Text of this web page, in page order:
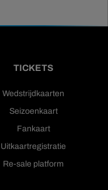
TICKETS
Wedstrijdkaarten
Seizoenkaart
Fankaart
Uitkaartregistratie
Re-sale platform